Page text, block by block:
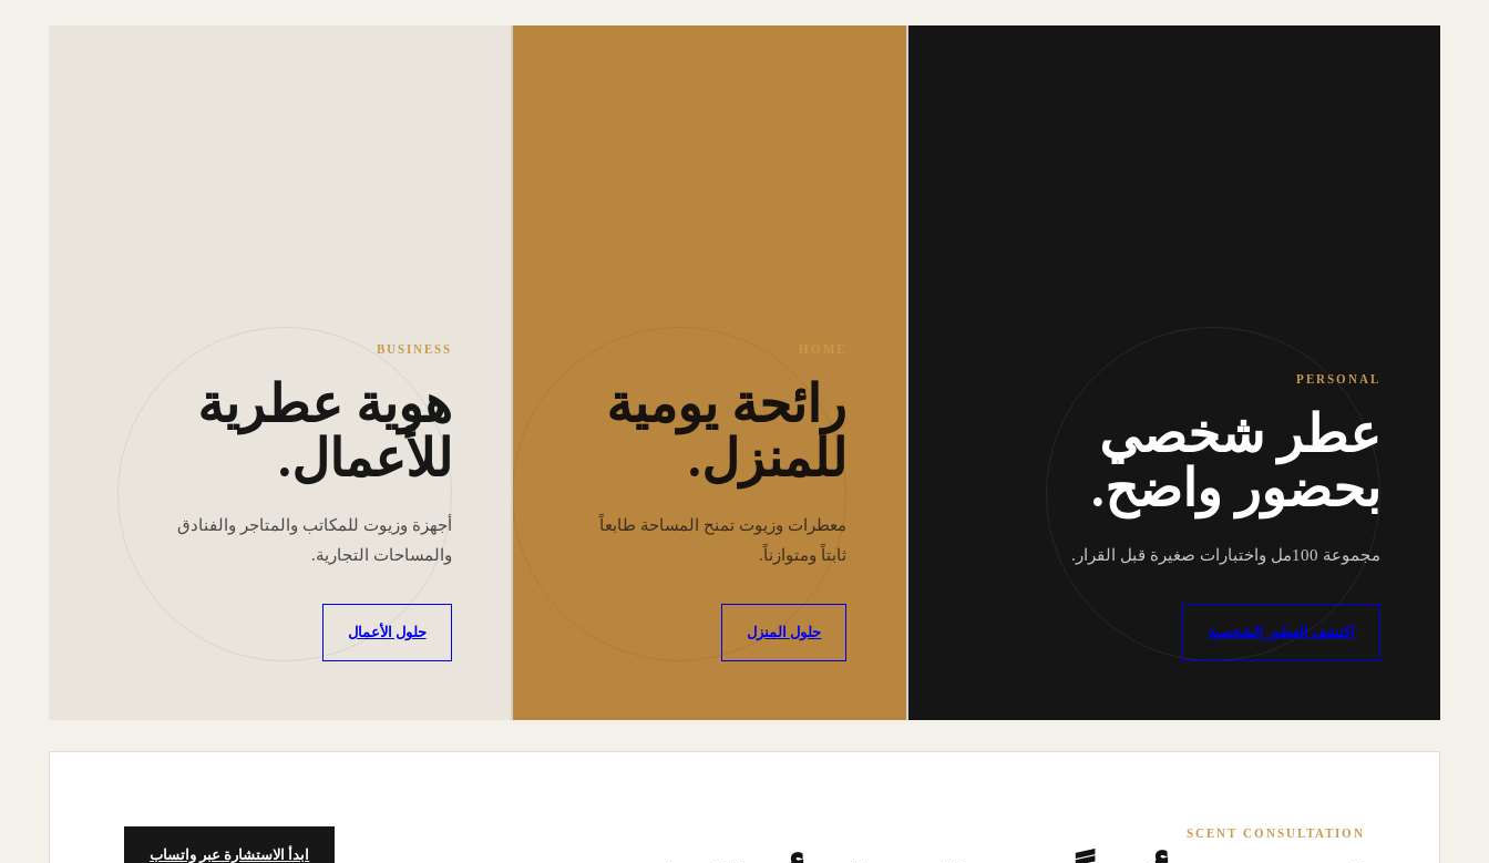
PERSONAL
عطر شخصي
بحضور واضح.
مجموعة 100مل واختبارات صغيرة قبل القرار.
اكتشف العطور الشخصية
رائحة يومية
للمنزل.
معطرات وزيوت تمنح المساحة طابعاً
ثابتاً ومتوازناً.
حلول المنزل
BUSINESS
هوية عطرية
للأعمال.
أجهزة وزيوت للمكاتب والمتاجر والفنادق
والمساحات التجارية.
حلول الأعمال
SCENT CONSULTATION
ابدأ الاستشارة عبر واتساب